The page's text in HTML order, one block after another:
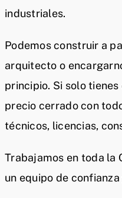
industriales.
Podemos construir a
arquitecto o
principio. Si solo
precio cerrado con
técnicos, licencias,
Trabajamos en toda la
un equipo de